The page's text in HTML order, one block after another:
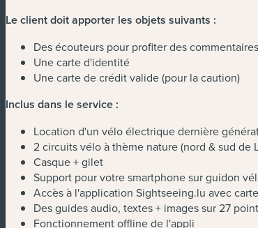
Le client doit apporter les objets suivants :
Des écouteurs pour profiter des
Une carte d'identité
Une carte de crédit valide (pour la caution)
Inclus dans le service :
Location d'un vélo électrique dernière
2 circuits vélo à thème nature (nord & sud de
Casque + gilet
Support pour votre smartphone sur guidon
Accès à l'application Sightseeing.lu avec
Des guides audio, textes + images sur 27
Fonctionnement offline de l'appli